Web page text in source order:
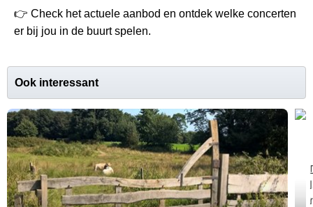
👉 Check het actuele aanbod en ontdek welke concerten
er bij jou in de buurt spelen.
Ook interessant